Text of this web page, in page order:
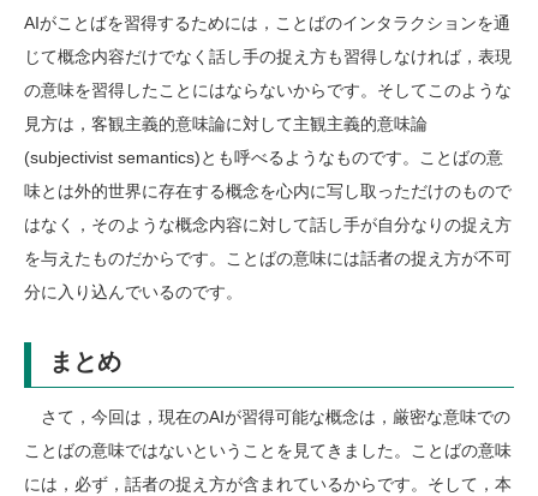
AIがことばを習得するためには，ことばのインタラクションを通
じて概念内容だけでなく話し手の捉え方も習得しなければ，表現
の意味を習得したことにはならないからです。そしてこのような
見方は，客観主義的意味論に対して主観主義的意味論
(subjectivist semantics)とも呼べるようなものです。ことばの意
味とは外的世界に存在する概念を心内に写し取っただけのもので
はなく，そのような概念内容に対して話し手が自分なりの捉え方
を与えたものだからです。ことばの意味には話者の捉え方が不可
分に入り込んでいるのです。
まとめ
さて，今回は，現在のAIが習得可能な概念は，厳密な意味での
ことばの意味ではないということを見てきました。ことばの意味
には，必ず，話者の捉え方が含まれているからです。そして，本